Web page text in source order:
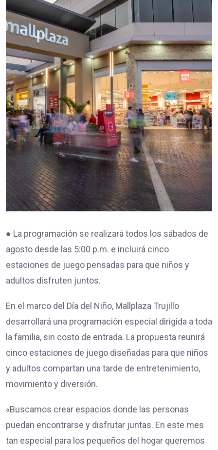
● La programación se realizará todos los sábados de
agosto desde las 5:00 p.m. e incluirá cinco
estaciones de juego pensadas para que niños y
adultos disfruten juntos.
En el marco del Día del Niño, Mallplaza Trujillo
desarrollará una programación especial dirigida a toda
la familia, sin costo de entrada. La propuesta reunirá
cinco estaciones de juego diseñadas para que niños
y adultos compartan una tarde de entretenimiento,
movimiento y diversión.
«Buscamos crear espacios donde las personas
puedan encontrarse y disfrutar juntas. En este mes
tan especial para los pequeños del hogar queremos